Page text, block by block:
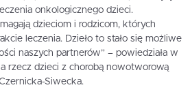
onkologicznego dzieci.
dzieciom i rodzicom, których
leczenia. Dzieło to stało się możliwe
naszych partnerów” – powiedziała w
rzecz dzieci z chorobą nowotworową
Siwecka.